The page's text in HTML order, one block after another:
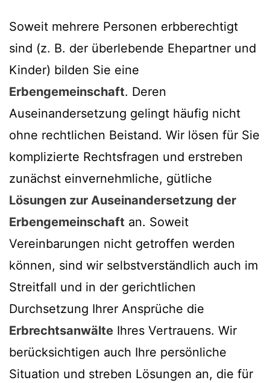
Soweit mehrere Personen erbberechtigt
sind (z. B. der überlebende Ehepartner und
Kinder) bilden Sie eine
Erbengemeinschaft. Deren
Auseinandersetzung gelingt häufig nicht
ohne rechtlichen Beistand. Wir lösen für Sie
komplizierte Rechtsfragen und erstreben
zunächst einvernehmliche, gütliche
Lösungen zur Auseinandersetzung der
Erbengemeinschaft an. Soweit
Vereinbarungen nicht getroffen werden
können, sind wir selbstverständlich auch im
Streitfall und in der gerichtlichen
Durchsetzung Ihrer Ansprüche die
Erbrechtsanwälte Ihres Vertrauens. Wir
berücksichtigen auch Ihre persönliche
Situation und streben Lösungen an, die für